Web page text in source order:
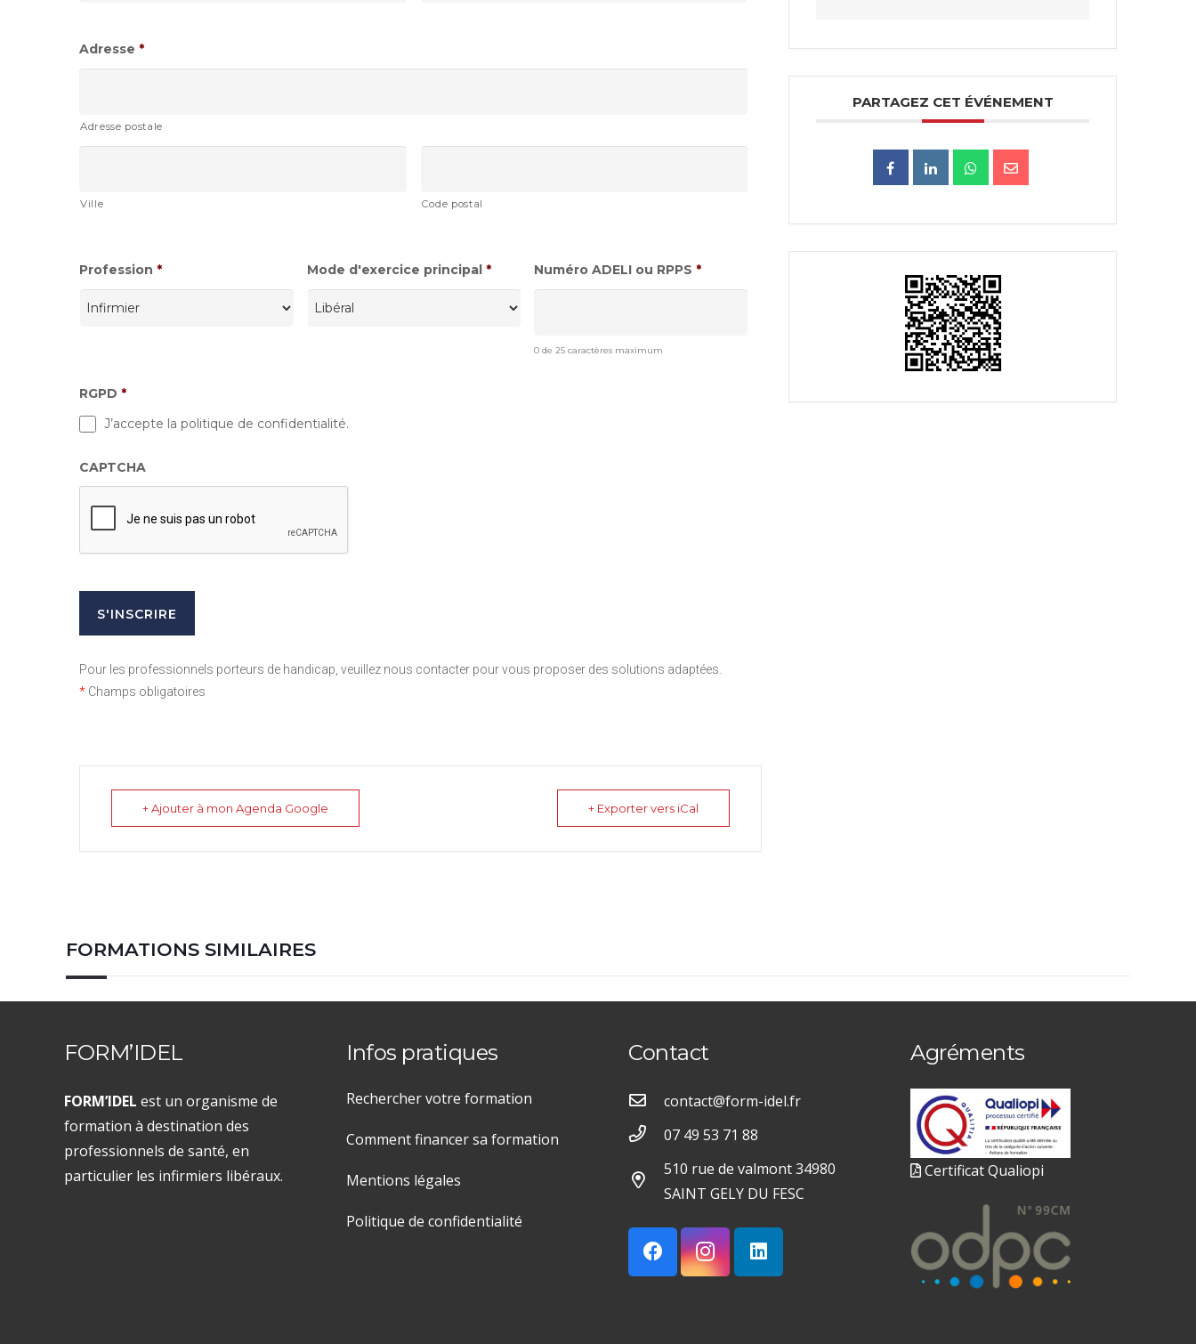
Adresse *
Adresse postale
Ville Code postal
Profession * Mode d'exercice principal * Numéro ADELI ou RPPS *
0 de 25 caractères maximum
RGPD *
J’accepte la politique de confidentialité.
CAPTCHA
Pour les professionnels porteurs de handicap, veuillez nous contacter pour vous proposer des solutions adaptées.
* Champs obligatoires
+ Ajouter à mon Agenda Google + Exporter vers iCal
PARTAGEZ CET ÉVÉNEMENT
FORMATIONS SIMILAIRES
FORM’IDEL
FORM’IDEL est un organisme de
formation à destination des
professionnels de santé, en
particulier les infirmiers libéraux.
Infos pratiques
Rechercher votre formation
Comment financer sa formation
Mentions légales
Politique de confidentialité
Contact
contact@form-idel.fr
07 49 53 71 88
510 rue de valmont 34980
SAINT GELY DU FESC
Agréments
Certificat Qualiopi